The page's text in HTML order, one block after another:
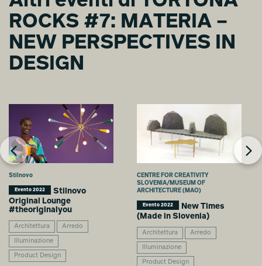
ROCKS #7: MATERIA –
NEW PERSPECTIVES IN
DESIGN
Stilnovo
Evento 2022
Stilnovo
Original Lounge
#theoriginalyou
Architettura Arredo
Illuminazione
Product Design
CENTRE FOR CREATIVITY
SLOVENIA/MUSEUM OF
ARCHITECTURE (MAO)
Evento 2022
New Times
(Made in Slovenia)
Architettura Arredo
Illuminazione
Product Design